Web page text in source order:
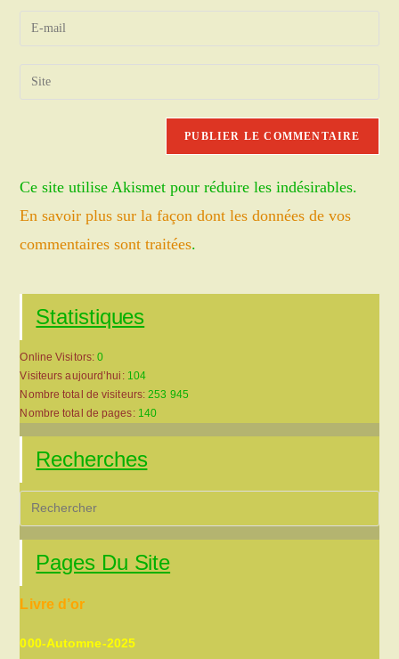
Enter
address
Saisir
(facultatif)
Ce site utilise Akismet pour réduire les indésirables.
En savoir plus sur la façon dont les données de vos
commentaires sont traitées.
Statistiques
Online Visitors:0
Visiteurs aujourd’hui: 104
Nombre total de visiteurs:253 945
Nombre total de pages: 140
Recherches
Pages Du Site
Livre d’or
000-Automne-2025